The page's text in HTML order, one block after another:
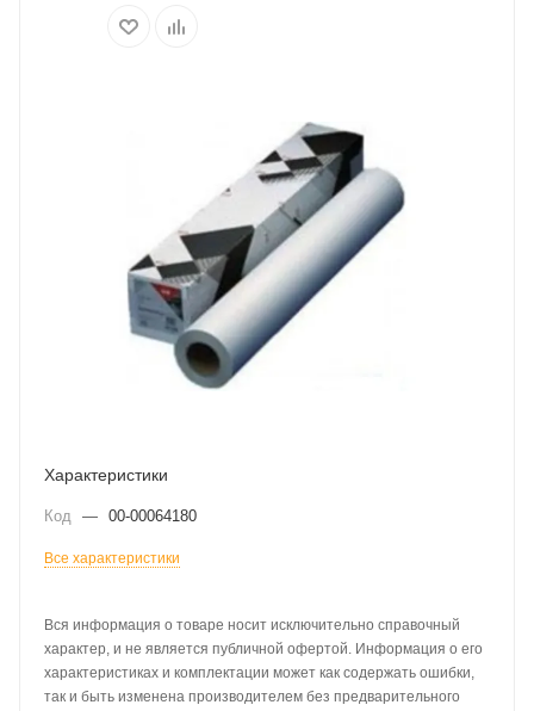
Характеристики
Код — 00-00064180
Все характеристики
Вся информация о товаре носит исключительно справочный
характер, и не является публичной офертой. Информация о его
характеристиках и комплектации может как содержать ошибки,
так и быть изменена производителем без предварительного